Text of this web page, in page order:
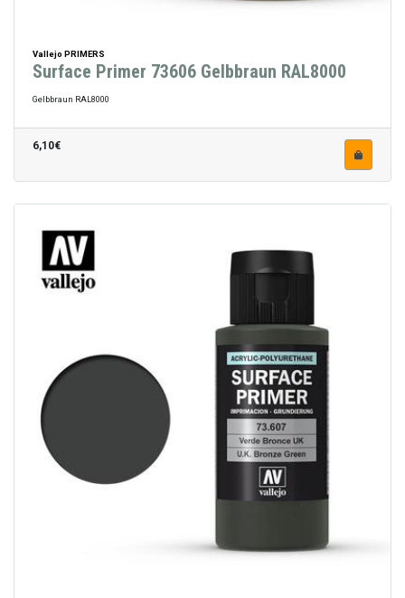
Vallejo PRIMERS
Surface Primer 73606 Gelbbraun RAL8000
Gelbbraun RAL8000
6,10€